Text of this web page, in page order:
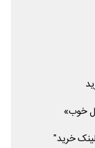
خوب»
خرید"